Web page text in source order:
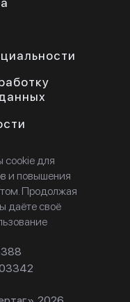
cookie для
и повышения
Продолжая
даёте своё